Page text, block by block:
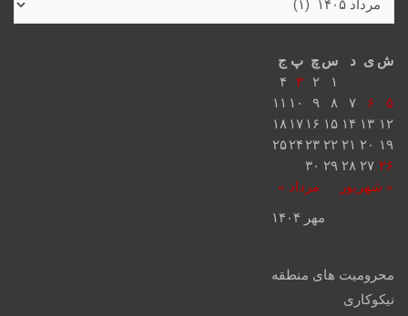
مهر ۱۴۰۴
ش ی د س چ پ ج
« شهریور مرداد »
۱ ۲ ۳
۴
۵
۶ ۷ ۸ ۹ ۱۰ ۱۱
۱۲ ۱۳ ۱۴ ۱۵ ۱۶ ۱۷ ۱۸
۱۹
۲۰ ۲۱ ۲۲ ۲۳ ۲۴۲۵
۲۶ ۲۷ ۲۸ ۲۹ ۳۰
محرومیت های منطقه
نیکوکاری